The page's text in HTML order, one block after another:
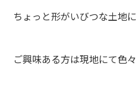
ちょっと形がいびつな土地
ご興味ある方は現地にて色